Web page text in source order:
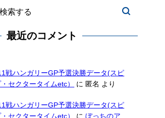
最近のコメント
戦ハンガリーGP予選決勝データ(スピ
セクタータイムetc）
に 匿名 より
戦ハンガリーGP予選決勝データ(スピ
セクタータイムetc）
にぼっちのア